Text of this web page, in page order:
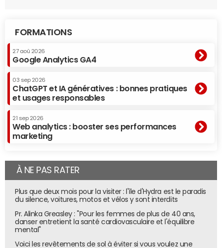
FORMATIONS
27 aoû 2026
Google Analytics GA4
03 sep 2026
ChatGPT et IA génératives : bonnes pratiques
et usages responsables
21 sep 2026
Web analytics : booster ses performances
marketing
À NE PAS RATER
Plus que deux mois pour la visiter : l'île d'Hydra est le paradis
du silence, voitures, motos et vélos y sont interdits
Pr. Alinka Greasley : "Pour les femmes de plus de 40 ans,
danser entretient la santé cardiovasculaire et l'équilibre
mental"
Voici les revêtements de sol à éviter si vous voulez une